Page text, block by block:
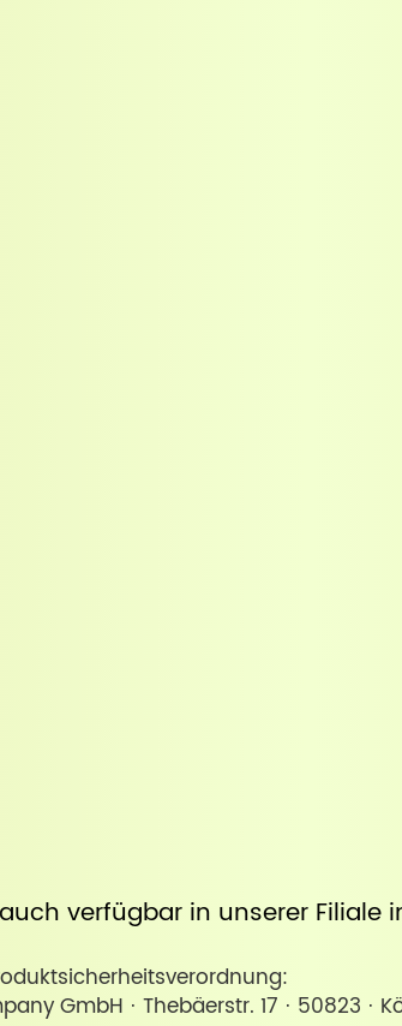
verfügbar in unserer Filiale
GmbH · Thebäerstr. 17 · 50823